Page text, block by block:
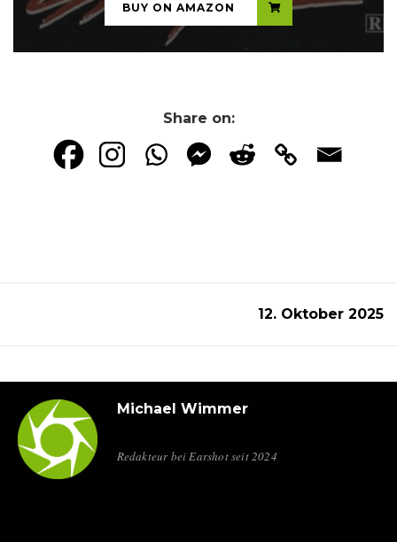
BUY ON AMAZON
Share on:
12. Oktober 2025
Michael Wimmer
Redakteur bei Earshot seit 2024